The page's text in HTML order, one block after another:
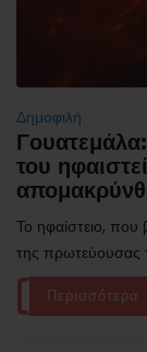
Δημοφιλή
του
Το ηφαίστειο, που
της πρωτεύουσας
Περισσότερα